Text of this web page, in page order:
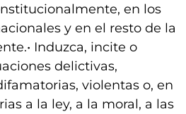
en los
y en el resto de la
Induzca, incite o
delictivas,
violentas o, en
a la ley, a la moral, a las